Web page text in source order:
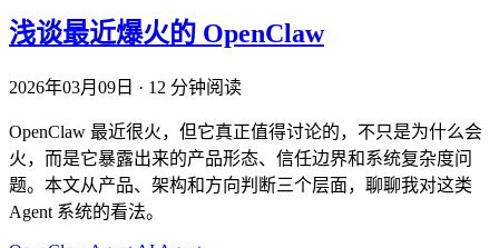
浅谈最近爆火的 OpenClaw
2026年03月09日 · 12 分钟阅读
OpenClaw 最近很火，但它真正值得讨论的，不只是为什么会
火，而是它暴露出来的产品形态、信任边界和系统复杂度问
题。本文从产品、架构和方向判断三个层面，聊聊我对这类
Agent 系统的看法。